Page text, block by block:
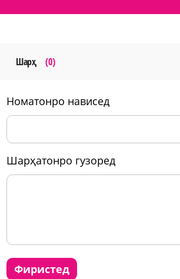
Шарҳ (0)
номатонро нависед
шарҳатонро гузоред
фиристед